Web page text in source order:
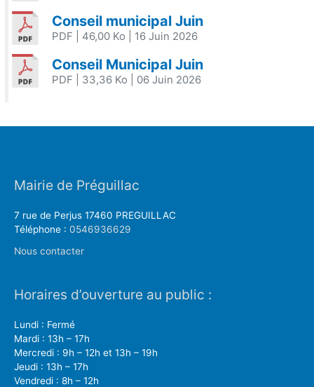
Conseil municipal Juin
PDF | 46,00 Ko | 16 Juin 2026
Conseil Municipal Juin
PDF | 33,36 Ko | 06 Juin 2026
Mairie de Préguillac
7 rue de Perjus 17460 PREGUILLAC
Téléphone : 0546936629
Nous contacter
Horaires d’ouverture au public :
Lundi : Fermé
Mardi : 13h – 17h
Mercredi : 9h – 12h et 13h – 19h
Jeudi : 13h – 17h
Vendredi : 8h – 12h